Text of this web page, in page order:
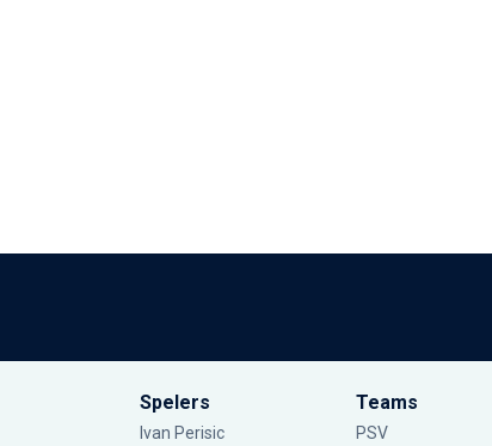
Spelers
Ivan Perisic
Teams
PSV